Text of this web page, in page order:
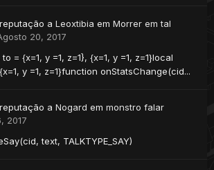
reputação a Leoxtibia em Morrer em tal
20, 2017
= {x=1, y =1, z=1}, {x=1, y =1, z=1}local
y =1, z=1}function onStatsChange(cid...
reputação a Nogard em monstro falar
2017
text, TALKTYPE_SAY)